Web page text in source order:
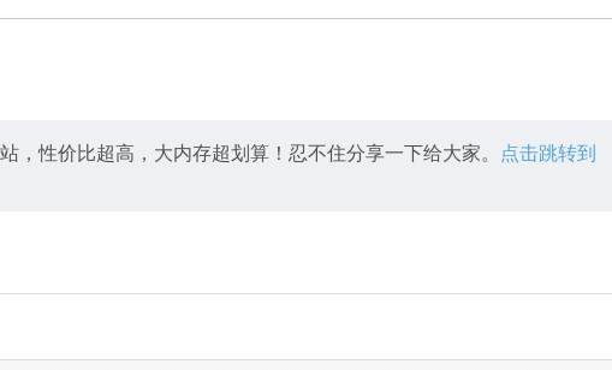
，性价比超高，大内存超划算！忍不住分享一下给大家。 点击跳转到